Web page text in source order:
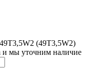
(49Т3,5W2)
и мы уточним наличие